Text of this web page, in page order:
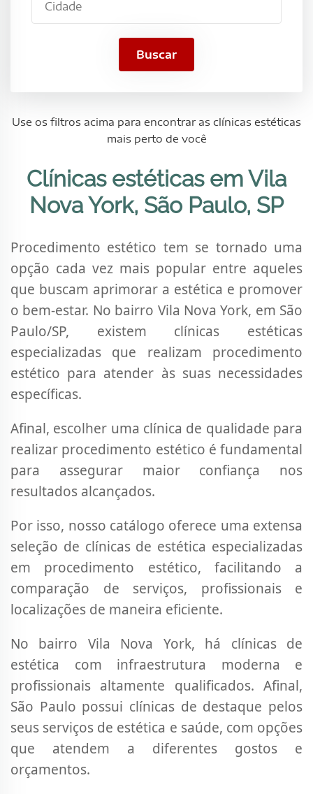
Buscar
Use os filtros acima para encontrar as clínicas estéticas
mais perto de você
Clínicas estéticas em Vila
Nova York, São Paulo, SP
Procedimento estético tem se tornado uma
opção cada vez mais popular entre aqueles
que buscam aprimorar a estética e promover
o bem-estar. No bairro Vila Nova York, em São
Paulo/SP, existem clínicas estéticas
especializadas que realizam procedimento
estético para atender às suas necessidades
específicas.
Afinal, escolher uma clínica de qualidade para
realizar procedimento estético é fundamental
para assegurar maior confiança nos
resultados alcançados.
Por isso, nosso catálogo oferece uma extensa
seleção de clínicas de estética especializadas
em procedimento estético, facilitando a
comparação de serviços, profissionais e
localizações de maneira eficiente.
No bairro Vila Nova York, há clínicas de
estética com infraestrutura moderna e
profissionais altamente qualificados. Afinal,
São Paulo possui clínicas de destaque pelos
seus serviços de estética e saúde, com opções
que atendem a diferentes gostos e
orçamentos.